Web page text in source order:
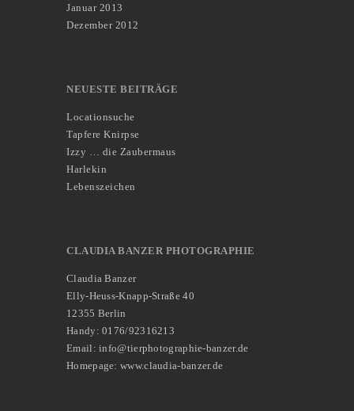
Januar 2013
Dezember 2012
NEUESTE BEITRÄGE
Locationsuche
Tapfere Knirpse
Izzy … die Zaubermaus
Harlekin
Lebenszeichen
CLAUDIA BANZER PHOTOGRAPHIE
Claudia Banzer
Elly-Heuss-Knapp-Straße 40
12355 Berlin
Handy: 0176/92316213
Email: info@tierphotographie-banzer.de
Homepage: www.claudia-banzer.de